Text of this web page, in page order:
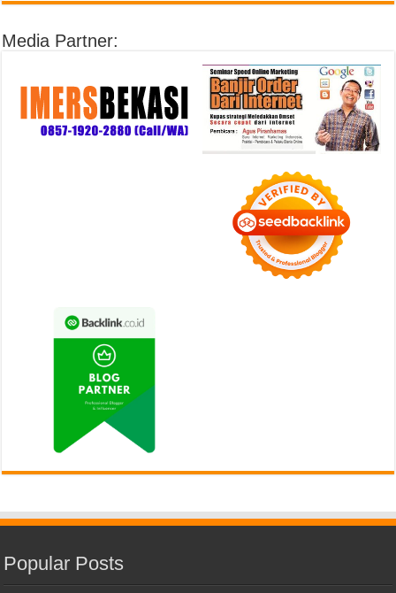
Media Partner:
Popular Posts